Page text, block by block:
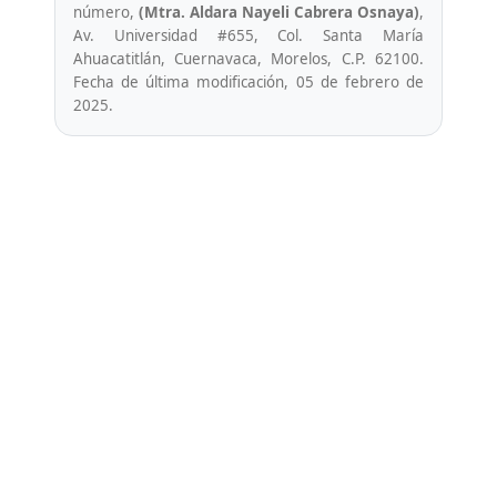
número,(Mtra. Aldara Nayeli Cabrera Osnaya),
Av. Universidad #655, Col. Santa María
Ahuacatitlán, Cuernavaca, Morelos, C.P. 62100.
Fecha de última modificación, 05 de febrero de
2025.